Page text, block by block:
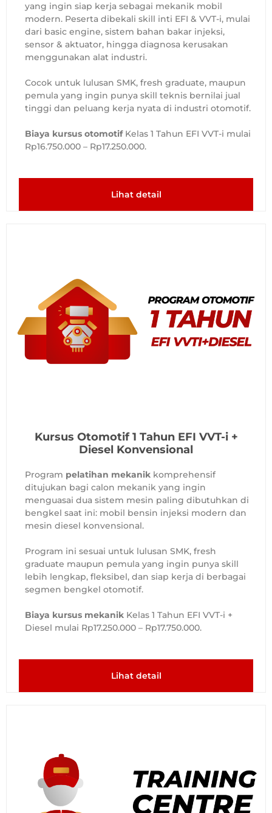
yang ingin siap kerja sebagai mekanik mobil
modern. Peserta dibekali skill inti EFI & VVT-i, mulai
dari basic engine, sistem bahan bakar injeksi,
sensor & aktuator, hingga diagnosa kerusakan
menggunakan alat industri.
Cocok untuk lulusan SMK, fresh graduate, maupun
pemula yang ingin punya skill teknis bernilai jual
tinggi dan peluang kerja nyata di industri otomotif.
Biaya kursus otomotifKelas 1 Tahun EFI VVT-i mulai
Rp16.750.000 – Rp17.250.000.
Lihat detail
Kursus Otomotif 1 Tahun EFI VVT-i +
Diesel Konvensional
Program pelatihan mekanik komprehensif
ditujukan bagi calon mekanik yang ingin
menguasai dua sistem mesin paling dibutuhkan di
bengkel saat ini: mobil bensin injeksi modern dan
mesin diesel konvensional.
Program ini sesuai untuk lulusan SMK, fresh
graduate maupun pemula yang ingin punya skill
lebih lengkap, fleksibel, dan siap kerja di berbagai
segmen bengkel otomotif.
Biaya kursus mekanik Kelas 1 Tahun EFI VVT-i +
Diesel mulai Rp17.250.000 – Rp17.750.000.
Lihat detail